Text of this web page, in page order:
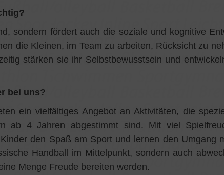
sondern fördert auch die soziale und kognitive
die Kleinen, im Team zu arbeiten, Rücksicht zu
stärken sie ihr Selbstbewusstsein und
bei uns?
ein vielfältiges Angebot an Aktivitäten, die
ab 4 Jahren abgestimmt sind. Mit viel
den Spaß am Sport und lernen den Umgang
Handball im Mittelpunkt, sondern auch
Menge Freude bereiten werden.